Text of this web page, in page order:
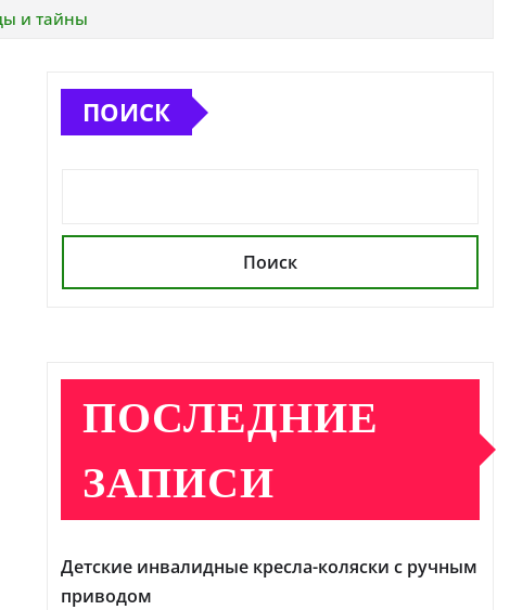
и тайны
ПОИСК
Поиск
ПОСЛЕДНИЕ
ЗАПИСИ
Детские инвалидные кресла-коляски с ручным
приводом